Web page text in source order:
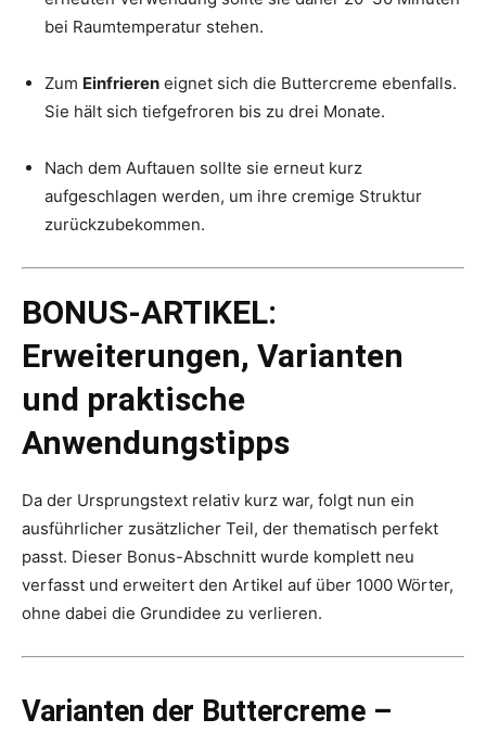
bei Raumtemperatur stehen.
Zum Einfrieren eignet sich die Buttercreme ebenfalls.
Sie hält sich tiefgefroren bis zu drei Monate.
Nach dem Auftauen sollte sie erneut kurz
aufgeschlagen werden, um ihre cremige Struktur
zurückzubekommen.
BONUS-ARTIKEL:
Erweiterungen, Varianten
und praktische
Anwendungstipps
Da der Ursprungstext relativ kurz war, folgt nun ein
ausführlicher zusätzlicher Teil, der thematisch perfekt
passt. Dieser Bonus-Abschnitt wurde komplett neu
verfasst und erweitert den Artikel auf über 1000 Wörter,
ohne dabei die Grundidee zu verlieren.
Varianten der Buttercreme –